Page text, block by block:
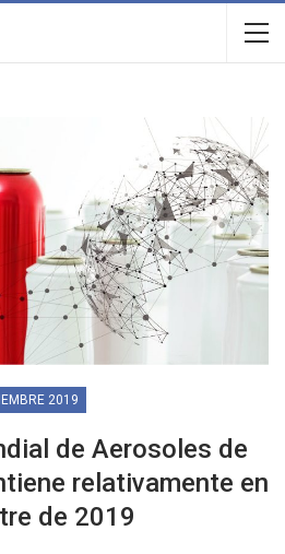
2019
de Aerosoles de
relativamente en
de 2019